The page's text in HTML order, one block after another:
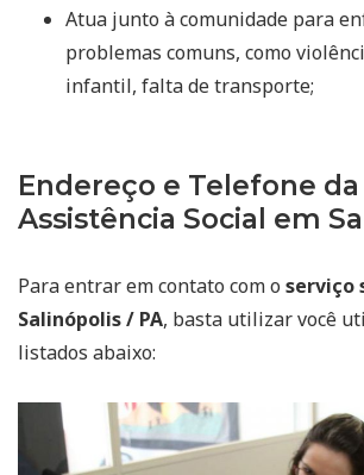
Atua junto à comunidade para
problemas comuns, como
infantil, falta de transporte;
Endereço e Telefone da
Assistência Social em
Para entrar em contato com o serviço
Salinópolis / PA, basta utilizar você
listados abaixo: